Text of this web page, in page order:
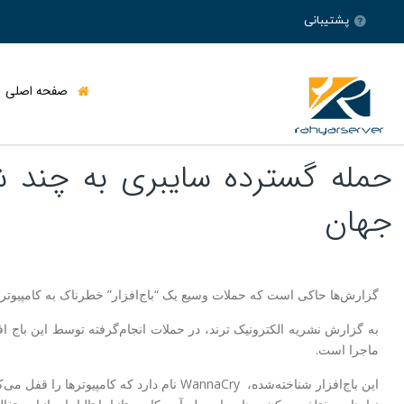
پشتیبانی
صفحه اصلی
هاست ایران Directadmin – پربازدید
سرور
سرور
حمله گسترده سایبری به
جهان
گزارش‌ها حاکی است که حملات وسیع یک “باج‌افزار” خطرناک به
ماجرا است.
این باج‌افزار شناخته‌شده، WannaCry نام دارد که کامپیوترها را قفل می‌کند، مانع از دسترسی به اطلاعات می‌شود و با نمایش پیامی روی صفحه کامپیوتر درخواست ارز رمزنگاری‌شده بیت کوین می‌کند.